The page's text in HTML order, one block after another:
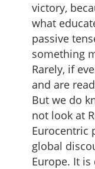
victory,
what
passive
something
Rarely, if
and are
But we do
not look at
Eurocentric
global
Europe. It